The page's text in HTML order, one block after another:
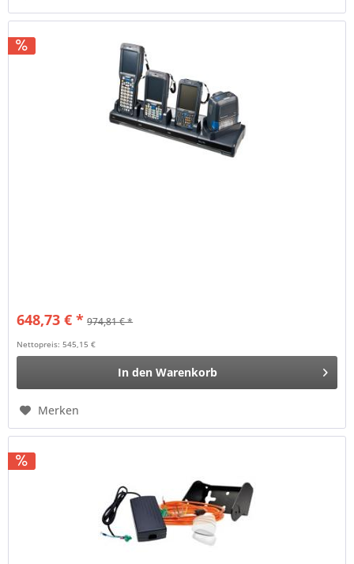
648,73 € * 974,81 € *
Nettopreis: 545,15 €
In den Warenkorb
Merken